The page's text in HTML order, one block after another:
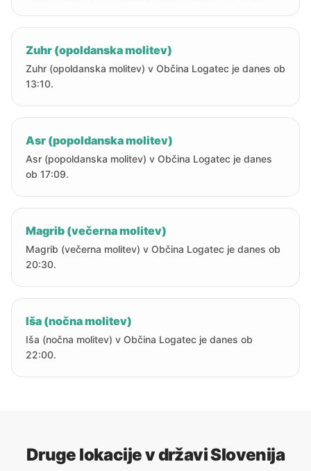
Zuhr (opoldanska molitev)
Zuhr (opoldanska molitev) v Občina Logatec je danes ob
13:10.
Asr (popoldanska molitev)
Asr (popoldanska molitev) v Občina Logatec je danes
ob 17:09.
Magrib (večerna molitev)
Magrib (večerna molitev) v Občina Logatec je danes ob
20:30.
Iša (nočna molitev)
Iša (nočna molitev) v Občina Logatec je danes ob
22:00.
Druge lokacije v državi Slovenija